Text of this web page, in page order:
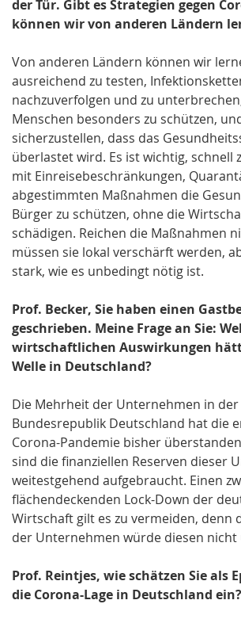
der Tür. Gibt es Strategien gegen
können wir von anderen Ländern
Von anderen Ländern können wir
ausreichend zu testen,
nachzuverfolgen und zu
Menschen besonders zu schützen,
sicherzustellen, dass das
überlastet wird. Es ist wichtig, schnell
mit Einreisebeschränkungen,
abgestimmten Maßnahmen die
Bürger zu schützen, ohne die
schädigen. Reichen die Maßnahmen
müssen sie lokal verschärft werden,
stark, wie es unbedingt nötig ist.
Prof. Becker, Sie haben einen
geschrieben. Meine Frage an Sie:
wirtschaftlichen Auswirkungen
Welle in Deutschland?
Die Mehrheit der Unternehmen in der
Bundesrepublik Deutschland hat die
Corona-Pandemie bisher
sind die finanziellen Reserven dieser
weitestgehend aufgebraucht. Einen
flächendeckenden Lock-Down der
Wirtschaft gilt es zu vermeiden, denn
der Unternehmen würde diesen nicht
Prof. Reintjes, wie schätzen Sie als
die Corona-Lage in Deutschland ein?